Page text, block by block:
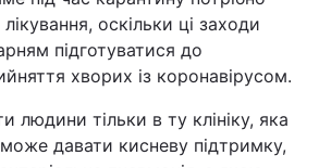
оскільки ці заходи
підготуватися до
хворих із коронавірусом.
людини тільки в ту клініку, яка
давати кисневу підтримку,